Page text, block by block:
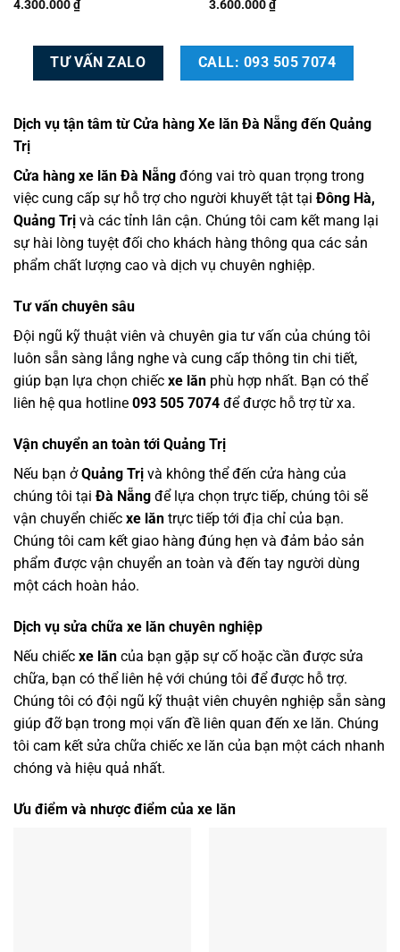
4.300.000₫ 3.600.000₫
TƯ VẤN ZALO CALL: 093 505 7074
Dịch vụ tận tâm từ Cửa hàng Xe lăn Đà Nẵng đến Quảng
Trị
Cửa hàng xe lăn Đà Nẵng đóng vai trò quan trọng trong
việc cung cấp sự hỗ trợ cho người khuyết tật tại Đông Hà,
Quảng Trị và các tỉnh lân cận. Chúng tôi cam kết mang lại
sự hài lòng tuyệt đối cho khách hàng thông qua các sản
phẩm chất lượng cao và dịch vụ chuyên nghiệp.
Tư vấn chuyên sâu
Đội ngũ kỹ thuật viên và chuyên gia tư vấn của chúng tôi
luôn sẵn sàng lắng nghe và cung cấp thông tin chi tiết,
giúp bạn lựa chọn chiếc xe lăn phù hợp nhất. Bạn có thể
liên hệ qua hotline 093 505 7074 để được hỗ trợ từ xa.
Vận chuyển an toàn tới Quảng Trị
Nếu bạn ởQuảng Trị và không thể đến cửa hàng của
chúng tôi tại Đà Nẵng để lựa chọn trực tiếp, chúng tôi sẽ
vận chuyển chiếc xe lăn trực tiếp tới địa chỉ của bạn.
Chúng tôi cam kết giao hàng đúng hẹn và đảm bảo sản
phẩm được vận chuyển an toàn và đến tay người dùng
một cách hoàn hảo.
Dịch vụ sửa chữa xe lăn chuyên nghiệp
Nếu chiếc xe lăn của bạn gặp sự cố hoặc cần được sửa
chữa, bạn có thể liên hệ với chúng tôi để được hỗ trợ.
Chúng tôi có đội ngũ kỹ thuật viên chuyên nghiệp sẵn sàng
giúp đỡ bạn trong mọi vấn đề liên quan đến xe lăn. Chúng
tôi cam kết sửa chữa chiếc xe lăn của bạn một cách nhanh
chóng và hiệu quả nhất.
Ưu điểm và nhược điểm của xe lăn